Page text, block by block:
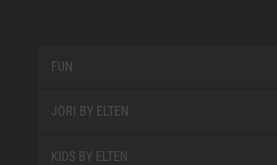
FUN
JORI BY ELTEN
KIDS BY ELTEN